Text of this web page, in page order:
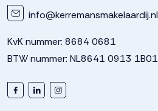
info@kerremansmakelaardij.nl
KvK nummer: 8684 0681
BTW nummer: NL8641 0913 1B01